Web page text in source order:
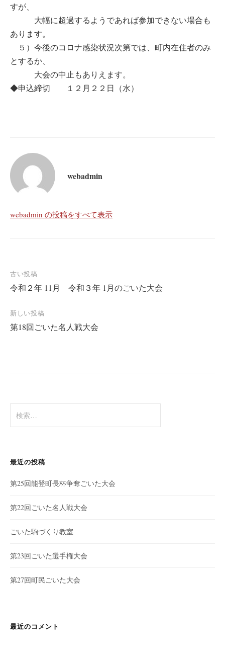
すが、
大幅に超過するようであれば参加できない場合も
あります。
５）今後のコロナ感染状況次第では、町内在住者のみ
とするか、
大会の中止もありえます。
◆申込締切 １２月２２日（水）
webadmin
webadmin の投稿をすべて表示
投
稿
ナ
ビ
古い投稿
令和２年 11月 令和３年 1月のごいた大会
新しい投稿
第18回ごいた名人戦大会
索:
最近の投稿
第25回能登町長杯争奪ごいた大会
第22回ごいた名人戦大会
ごいた駒づくり教室
第23回ごいた選手権大会
第27回町民ごいた大会
最近のコメント